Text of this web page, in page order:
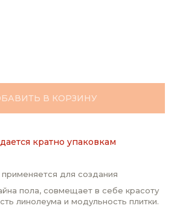
В КОРЗИНУ
кратно упаковкам
для создания
пола, совмещает в себе красоту
линолеума и модульность плитки.